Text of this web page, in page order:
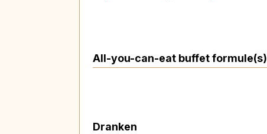
All-you-can-eat buffet formule(s)
Dranken